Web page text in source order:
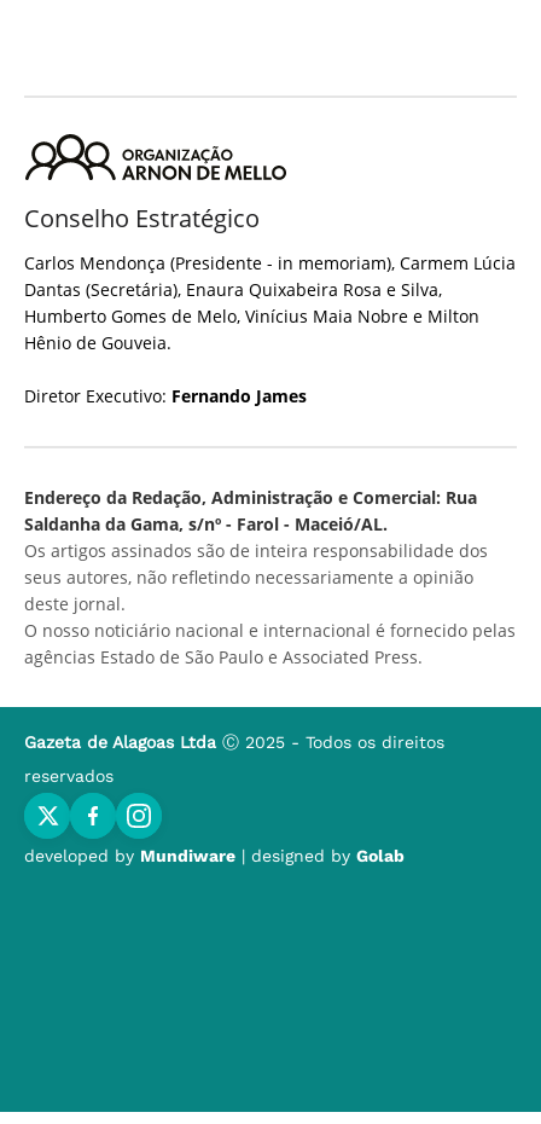
Conselho Estratégico
Carlos Mendonça (Presidente - in memoriam), Carmem Lúcia
Dantas (Secretária), Enaura Quixabeira Rosa e Silva,
Humberto Gomes de Melo, Vinícius Maia Nobre e Milton
Hênio de Gouveia.
Diretor Executivo: Fernando James
Endereço da Redação, Administração e Comercial: Rua
Saldanha da Gama, s/nº - Farol - Maceió/AL.
Os artigos assinados são de inteira responsabilidade dos
seus autores, não refletindo necessariamente a opinião
deste jornal.
O nosso noticiário nacional e internacional é fornecido pelas
agências Estado de São Paulo e Associated Press.
Gazeta de Alagoas Ltda Ⓒ 2025 - Todos os direitos
reservados
developed by Mundiware | designed by Golab